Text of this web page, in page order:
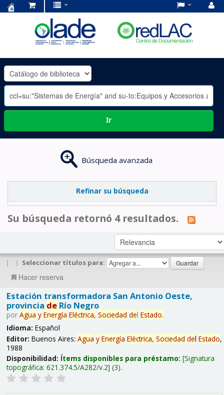
OLADE
-
Ir
Búsqueda avanzada
Refinar su búsqueda
Su búsqueda retornó 4 resultados.
| | Seleccionar títulos para:
Hacer reserva
Estación transformadora San Antonio Oeste,
provincia deRío Negro
por Agua y Energía Eléctrica, Sociedad del Estado.
Idioma: Español
Editor: Buenos Aires: Agua y Energía Eléctrica, Sociedad del Estado,
1988
Disponibilidad: Ítems disponibles para préstamo: Signatura
topográfica: 621.374.5/A282/v.2 (3).